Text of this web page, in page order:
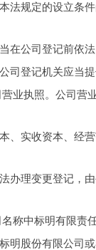
法规定的设立条
公司登记前依法
登记机关应当提
执照。公司营
实收资本、经
理变更登记，由
中标明有限责任
股份有限公司或